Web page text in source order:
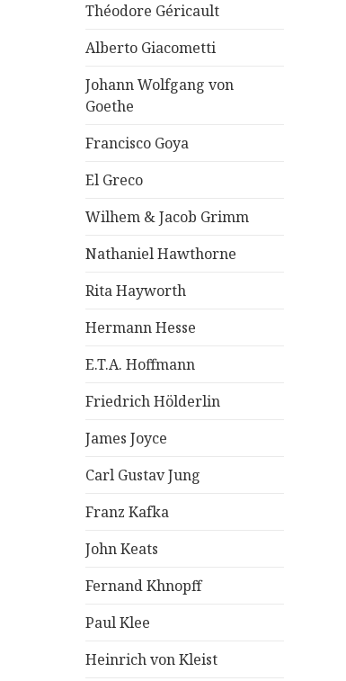
Théodore Géricault
Alberto Giacometti
Johann Wolfgang von
Goethe
Francisco Goya
El Greco
Wilhem & Jacob Grimm
Nathaniel Hawthorne
Rita Hayworth
Hermann Hesse
E.T.A. Hoffmann
Friedrich Hölderlin
James Joyce
Carl Gustav Jung
Franz Kafka
John Keats
Fernand Khnopff
Paul Klee
Heinrich von Kleist